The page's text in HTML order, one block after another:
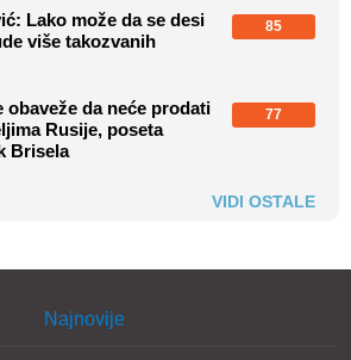
Lako može da se desi
više takozvanih
85
obaveže da neće prodati
Rusije, poseta
Brisela
77
VIDI OSTALE
Najnovije